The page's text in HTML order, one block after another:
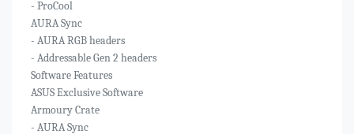
- ProCool
AURA Sync
- AURA RGB headers
- Addressable Gen 2 headers
Software Features
ASUS Exclusive Software
Armoury Crate
- AURA Sync